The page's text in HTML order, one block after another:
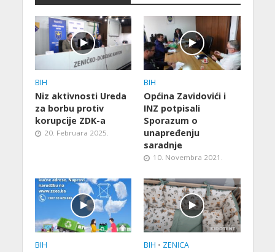
BIH
Niz aktivnosti Ureda
za borbu protiv
korupcije ZDK-a
20. Februara 2025.
BIH
Općina Zavidovići i
INZ potpisali
Sporazum o
unapređenju
saradnje
10. Novembra 2021.
BIH BIH • ZENICA